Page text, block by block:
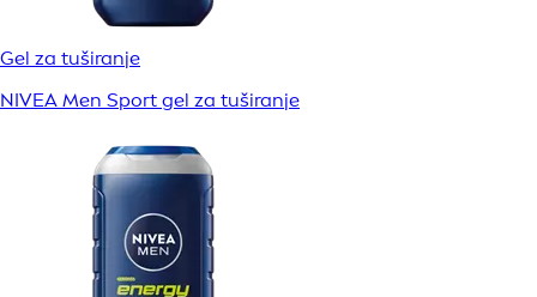
Gel za tuširanje
NIVEA Men Sport gel za tuširanje